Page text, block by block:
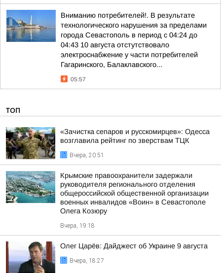
Вниманию потребителей!. В результате
технологического нарушения за пределами
города Севастополь в период с 04:24 до
04:43 10 августа отстутствовало
электроснабжение у части потребителей
Гагаринского, Балаклавского...
05:57
ТОП
«Зачистка сепаров и русскомирцев»: Одесса
возглавила рейтинг по зверствам ТЦК
Вчера, 20:51
Крымские правоохранители задержали
руководителя регионального отделения
общероссийской общественной организации
военных инвалидов «Воин» в Севастополе
Олега Козюру
Вчера, 19:18
Олег Царёв: Дайджест об Украине 9 августа
Вчера, 18:27